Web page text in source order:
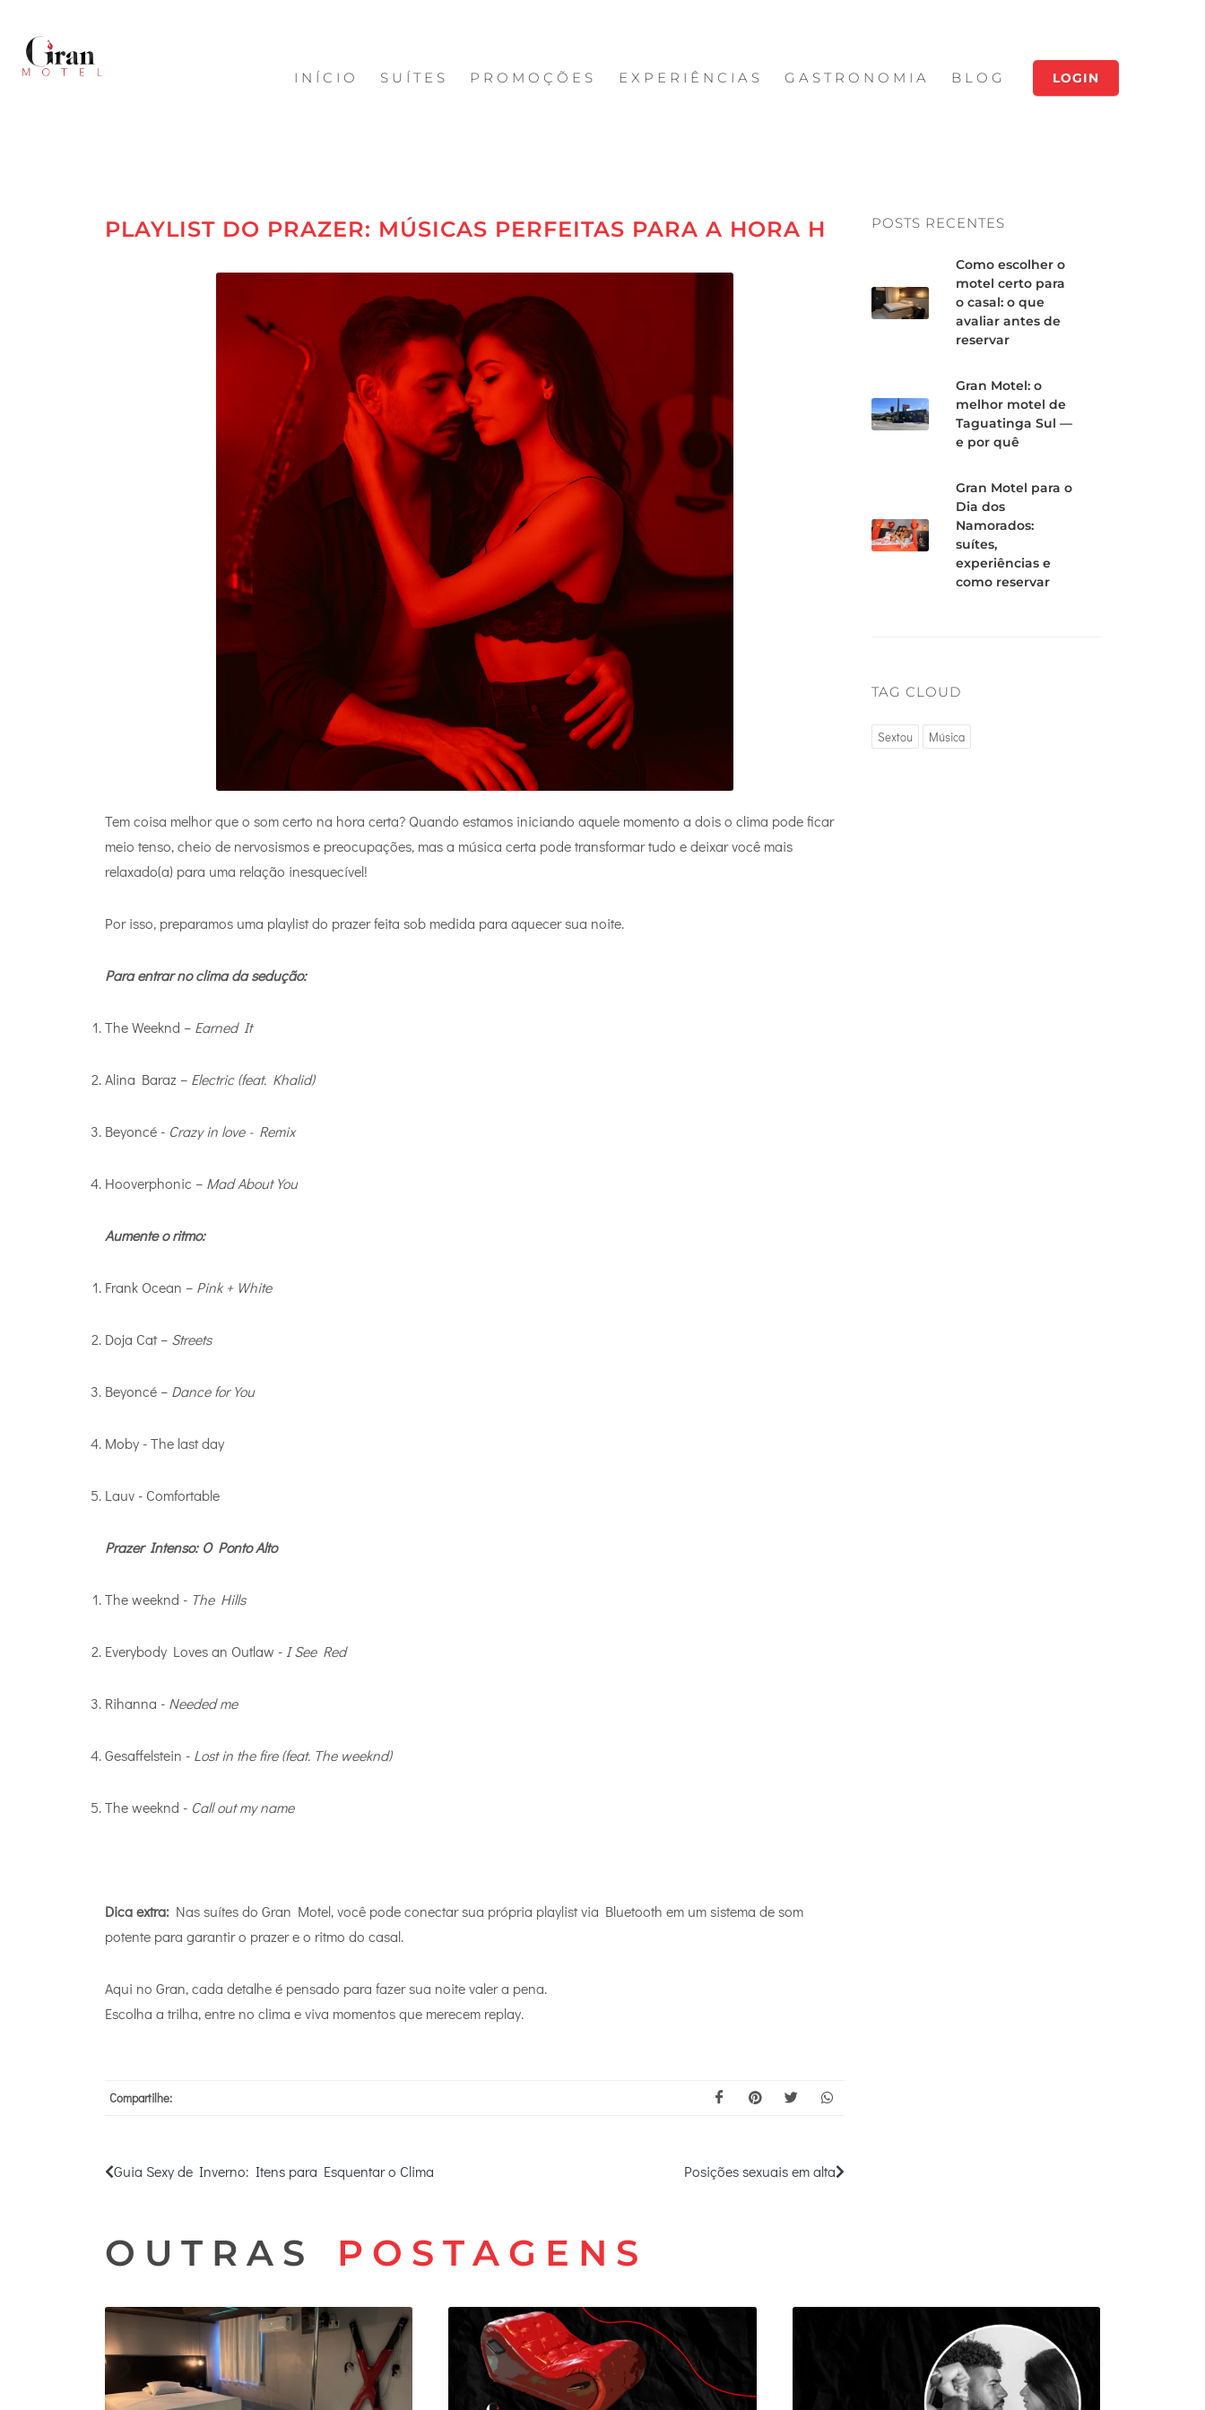
INÍCIO SUÍTES PROMOÇÕES EXPERIÊNCIAS GASTRONOMIA BLOG LOGIN
PLAYLIST DO PRAZER: MÚSICAS PERFEITAS PARA A HORA H
Tem coisa melhor que o som certo na hora certa? Quando estamos iniciando aquele momento a dois o clima pode ficar
meio tenso, cheio de nervosismos e preocupações, mas a música certa pode transformar tudo e deixar você mais
relaxado(a) para uma relação inesquecível!
Por isso, preparamos uma playlist do prazer feita sob medida para aquecer sua noite.
Para entrar no clima da sedução:
The Weeknd – Earned It
Alina Baraz – Electric (feat. Khalid)
Beyoncé - Crazy in love - Remix
Hooverphonic – Mad About You
Aumente o ritmo:
Frank Ocean – Pink + White
Doja Cat – Streets
Beyoncé – Dance for You
Moby - The last day
Lauv - Comfortable
Prazer Intenso: O Ponto Alto
The weeknd - The Hills
Everybody Loves an Outlaw - I See Red
Rihanna - Needed me
Gesaffelstein - Lost in the fire (feat. The weeknd)
The weeknd - Call out my name
Dica extra: Nas suítes do Gran Motel, você pode conectar sua própria playlist via Bluetooth em um sistema de som
potente para garantir o prazer e o ritmo do casal.
Aqui no Gran, cada detalhe é pensado para fazer sua noite valer a pena.
Escolha a trilha, entre no clima e viva momentos que merecem replay.
Compartilhe:
Guia Sexy de Inverno: Itens para Esquentar o Clima Posições sexuais em alta
POSTS RECENTES
Como escolher o
motel certo para
o casal: o que
avaliar antes de
reservar
Gran Motel: o
melhor motel de
Taguatinga Sul —
e por quê
Gran Motel para o
Dia dos
Namorados:
suítes,
experiências e
como reservar
TAG CLOUD
Sextou Música
OUTRAS POSTAGENS